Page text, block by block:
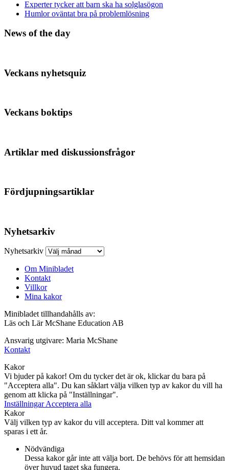
Experter tycker att barn ska ha solglasögon
Humlor oväntat bra på problemlösning
News of the day
Veckans nyhetsquiz
Veckans boktips
Artiklar med diskussionsfrågor
Fördjupningsartiklar
Nyhetsarkiv
Nyhetsarkiv
Om Minibladet
Kontakt
Villkor
Mina kakor
Minibladet tillhandahålls av:
Läs och Lär McShane Education AB
Ansvarig utgivare: Maria McShane
Kontakt
Kakor
Vi bjuder på kakor! Om du tycker det är ok, klickar du bara på
"Acceptera alla". Du kan såklart välja vilken typ av kakor du vill ha
genom att klicka på "Inställningar".
InställningarAcceptera alla
Kakor
Välj vilken typ av kakor du vill acceptera. Ditt val kommer att
sparas i ett år.
Nödvändiga
Dessa kakor går inte att välja bort. De behövs för att hemsidan
över huvud taget ska fungera.